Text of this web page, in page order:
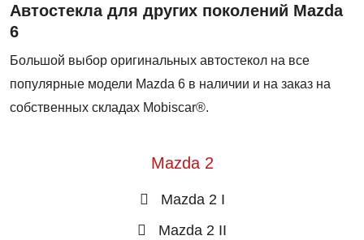
Автостекла для других поколений Mazda
6
Большой выбор оригинальных автостекол на все
популярные модели Mazda 6 в наличии и на заказ на
собственных складах Mobiscar®.
Mazda 2
Mazda 2 I
Mazda 2 II